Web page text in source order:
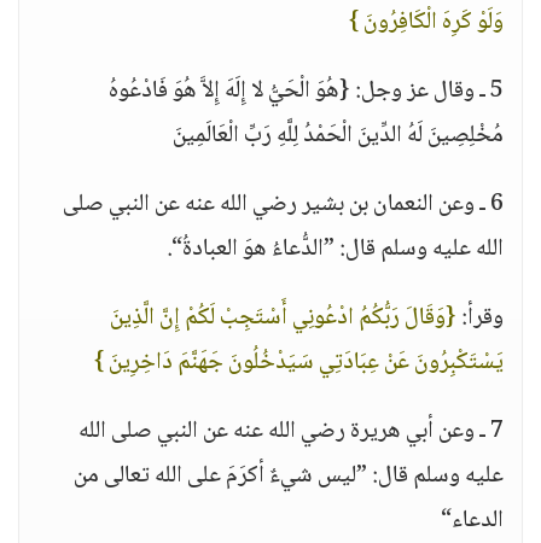
وَلَوْ كَرِهَ الْكَافِرُونَ }
5 ـ وقال عز وجل: {هُوَ الْحَيُّ لا إِلَهَ إِلاَّ هُوَ فَادْعُوهُ
مُخْلِصِينَ لَهُ الدِّينَ الْحَمْدُ لِلَّهِ رَبِّ الْعَالَمِينَ
6 ـ وعن النعمان بن بشير رضي الله عنه عن النبي صلى
الله عليه وسلم قال: ”الدُّعاءُ هوَ العبادةُ“.
وقرأ:{وَقَالَ رَبُّكُمُ ادْعُونِي أَسْتَجِبْ لَكُمْ إِنَّ الَّذِينَ
يَسْتَكْبِرُونَ عَنْ عِبَادَتِي سَيَدْخُلُونَ جَهَنَّمَ دَاخِرِينَ }
7 ـ وعن أبي هريرة رضي الله عنه عن النبي صلى الله
عليه وسلم قال: ”ليس شيءٌ أكرَمَ على الله تعالى من
الدعاء“